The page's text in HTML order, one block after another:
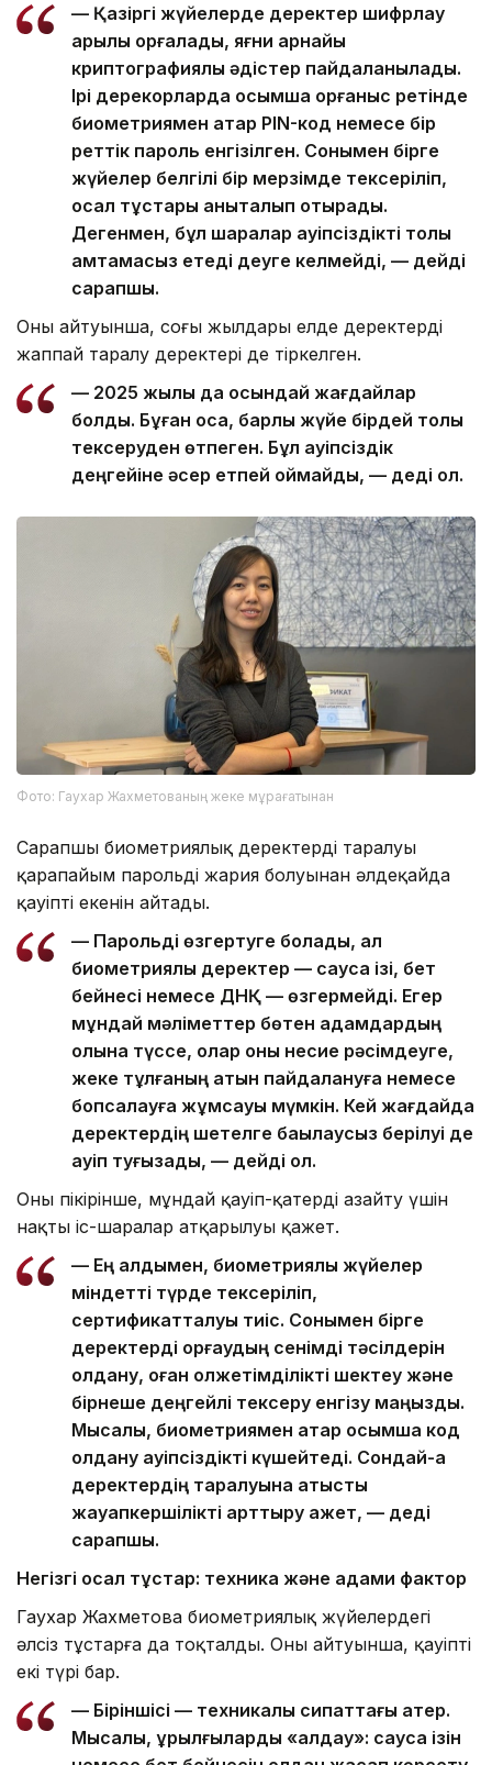
— Қазіргі жүйелерде деректер шифрлау
арқылы қорғалады, яғни арнайы
криптографиялық әдістер пайдаланылады.
Ірі дерекқорларда қосымша қорғаныс ретінде
биометриямен қатар PIN-код немесе бір
реттік пароль енгізілген. Сонымен бірге
жүйелер белгілі бір мерзімде тексеріліп,
осал тұстары анықталып отырады.
Дегенмен, бұл шаралар қауіпсіздікті толық
қамтамасыз етеді деуге келмейді, — дейді
сарапшы.
Оның айтуынша, соңғы жылдары елде деректердің
жаппай таралу деректері де тіркелген.
— 2025 жылы да осындай жағдайлар
болды. Бұған қоса, барлық жүйе бірдей толық
тексеруден өтпеген. Бұл қауіпсіздік
деңгейіне әсер етпей қоймайды, — деді ол.
Фото: Гаухар Жахметованың жеке мұрағатынан
Сарапшы биометриялық деректердің таралуы
қарапайым парольдің жария болуынан әлдеқайда
қауіпті екенін айтады.
— Парольді өзгертуге болады, ал
биометриялық деректер — саусақ ізі, бет
бейнесі немесе ДНҚ — өзгермейді. Егер
мұндай мәліметтер бөтен адамдардың
қолына түссе, олар оны несие рәсімдеуге,
жеке тұлғаның атын пайдалануға немесе
бопсалауға жұмсауы мүмкін. Кей жағдайда
деректердің шетелге бақылаусыз берілуі де
қауіп туғызады, — дейді ол.
Оның пікірінше, мұндай қауіп-қатерді азайту үшін
нақты іс-шаралар атқарылуы қажет.
— Ең алдымен, биометриялық жүйелер
міндетті түрде тексеріліп,
сертификатталуы тиіс. Сонымен бірге
деректерді қорғаудың сенімді тәсілдерін
қолдану, оған қолжетімділікті шектеу және
бірнеше деңгейлі тексеру енгізу маңызды.
Мысалы, биометриямен қатар қосымша код
қолдану қауіпсіздікті күшейтеді. Сондай-ақ
деректердің таралуына қатысты
жауапкершілікті арттыру қажет, — деді
сарапшы.
Негізгі осал тұстар: техника және адами фактор
Гаухар Жахметова биометриялық жүйелердегі
әлсіз тұстарға да тоқталды. Оның айтуынша, қауіптің
екі түрі бар.
— Біріншісі — техникалық сипаттағы қатер.
Мысалы, құрылғыларды «алдау»: саусақ ізін